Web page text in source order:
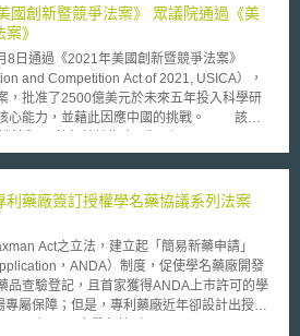
色化學最能證明經濟和環境得同時併進，發展
及本土營建產業以迎刃氣候變遷及能源危機等
金（National Science Foundation）、國家標
of Standards and Technology）、能源局
環保署（Environmental Protection
都通過類似的法案，尚等待參議院支持通過
技、生質科技之研發活動，例如從農林廢棄物
能源及產品的網路圖書館（BioWeb）；
專家進行嚴格的同儕審查（peer-review），
將會持續蒐羅各種基礎及應用科學知識，並
。BioWeb的理想目標，是擴大規模成為最大
產品公共資料庫。
國創新暨競爭法案》 眾議院通過《美
》
通過《2021年美國創新暨競爭法案》
and Competition Act of 2021, USICA），
，批准了2500億美元於未來五年投入科學研
能力，並藉此因應中國的挑戰。 該法
邊疆法》（Endless
相關條款》（Homeland Security and
其他（如：教育與醫學研究
半導體
生產與技術研發，同時防範關鍵技術外洩，
府合作推動半導體、人工智慧、通訊、能源與
提供多種獎勵措施。 同月28日眾
藥廠簽訂授權學名藥協議系列法案
Act之立法，建立起「簡易新藥申請」
，ANDA）制度，促使學名藥廠開發
品查驗登記，且首家獲得ANDA上市許可的學
屬保障；但是，專利藥廠近年卻設計出授權